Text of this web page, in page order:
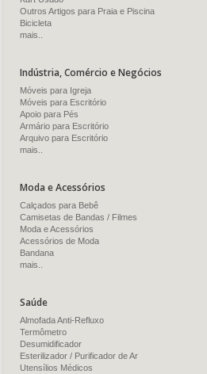
Outros Artigos para Praia e Piscina
Bicicleta
mais..
Indústria, Comércio e Negócios
Móveis para Igreja
Móveis para Escritório
Apoio para Pés
Armário para Escritório
Arquivo para Escritório
mais..
Moda e Acessórios
Calçados para Bebê
Camisetas de Bandas / Filmes
Moda e Acessórios
Acessórios de Moda
Bandana
mais..
Saúde
Almofada Anti-Refluxo
Termômetro
Desumidificador
Esterilizador / Purificador de Ar
Utensílios Médicos